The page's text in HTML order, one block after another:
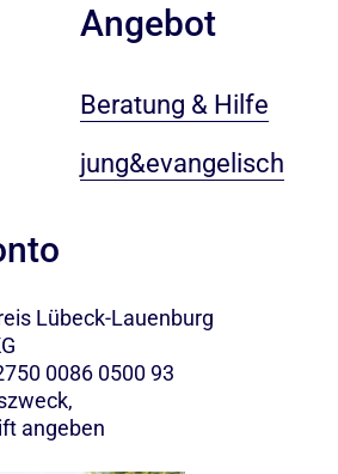
Angebot
Beratung & Hilfe
jung&evangelisch
Lübeck-Lauenburg
0086 0500 93
angeben